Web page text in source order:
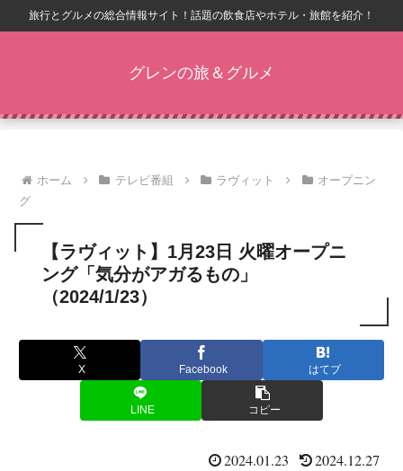
旅行とグルメの総合情報サイト！話題の飲食店やホテル・旅館を紹介！
グレンの旅＆グルメ
ホーム テレビ番組 ラヴィット
オープニン
グ
【ラヴィット】1月23日 火曜オープニ
ング「気分がアガるもの」
（2024/1/23）
X Facebook はてブ
LINE コピー
2024.01.23 2024.12.27